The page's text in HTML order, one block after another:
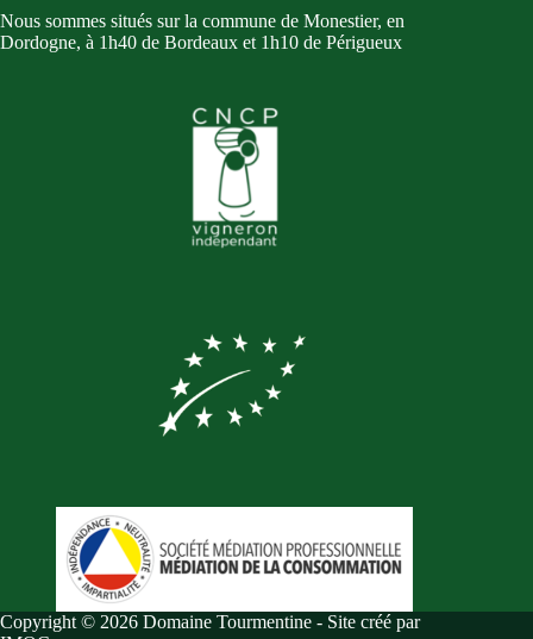
Nous sommes situés sur la commune de Monestier, en
Dordogne, à 1h40 de Bordeaux et 1h10 de Périgueux
Copyright © 2026 Domaine Tourmentine - Site créé par